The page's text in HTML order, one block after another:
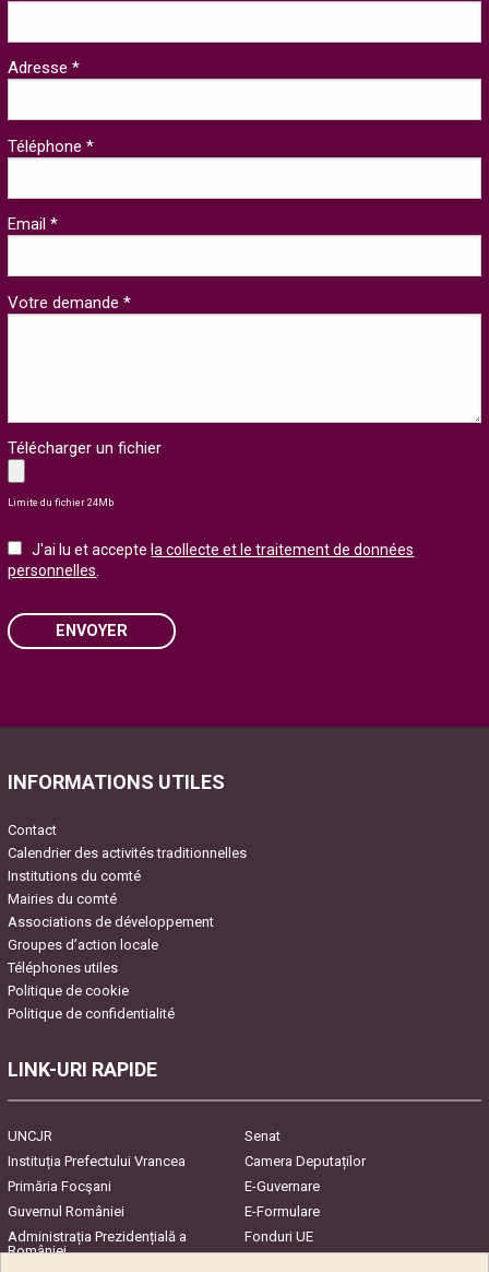
Adresse *
Téléphone *
Email *
Votre demande *
Télécharger un fichier
Limite du fichier 24Mb
J'ai lu et accepte la collecte et le traitement de données
personnelles
ENVOYER
empty.
INFORMATIONS UTILES
Contact
Calendrier des activités traditionnelles
Institutions du comté
Mairies du comté
Associations de développement
Groupes d’action locale
Téléphones utiles
Politique de cookie
Politique de confidentialité
LINK-URI RAPIDE
UNCJR
Senat
Instituția Prefectului Vrancea
Camera Deputaților
Primăria Focşani
E-Guvernare
Guvernul României
E-Formulare
Administrația Prezidențială a
României
Fonduri UE